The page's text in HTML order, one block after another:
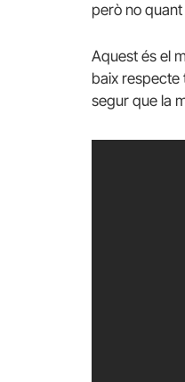
però no
Aquest és el
baix respecte
segur que la